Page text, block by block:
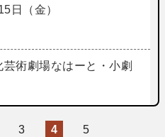
日（金）
芸術劇場なはーと・小劇
3 4
5